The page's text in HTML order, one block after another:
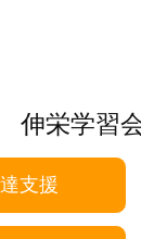
伸栄学習
支援